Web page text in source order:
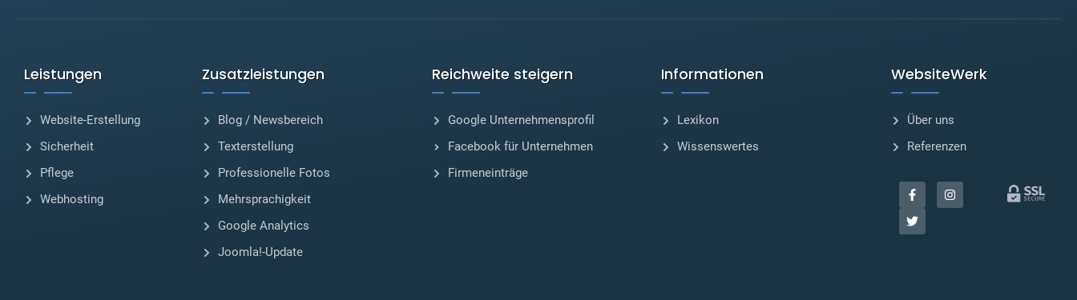
Leistungen
Website-Erstellung
Sicherheit
Pflege
Webhosting
Zusatzleistungen
Blog / Newsbereich
Texterstellung
Professionelle Fotos
Mehrsprachigkeit
Google Analytics
Joomla!-Update
Reichweite steigern
Google Unternehmensprofil
Facebook für Unternehmen
Firmeneinträge
Informationen
Lexikon
Wissenswertes
WebsiteWerk
Über uns
Referenzen